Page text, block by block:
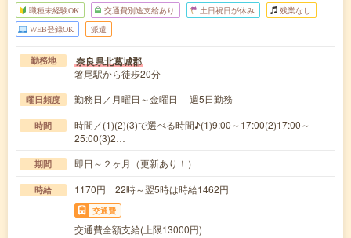
職種未経験OK 交通費別途支給あり 土日祝日が休み 残業なし
WEB登録OK 派遣
勤務地 奈良県北葛城郡
箸尾駅から徒歩20分
曜日頻度 勤務日／月曜日～金曜日 週5日勤務
時間
時間／(1)(2)(3)で選べる時間♪(1)9:00～17:00(2)17:00～
25:00(3)2…
期間 即日～２ヶ月（更新あり！）
時給 1170円 22時～翌5時は時給1462円
交通費
交通費全額支給(上限13000円)